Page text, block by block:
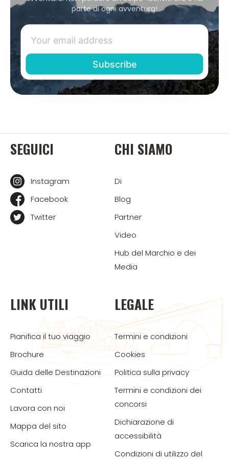
parte di ogni avventura!
SEGUICI
Instagram
Facebook
Twitter
CHI SIAMO
Di
Blog
Partner
Video
Hub del Marchio e dei
Media
LINK UTILI
Pianifica il tuo viaggio
Brochure
Guida delle Destinazioni
Contatti
Lavora con noi
Mappa del sito
Scarica la nostra app
LEGALE
Termini e condizioni
Cookies
Politica sulla privacy
Termini e condizioni dei
concorsi
Dichiarazione di
accessibilità
Condizioni di utilizzo del